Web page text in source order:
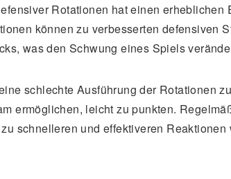
Rotationen hat einen
können zu verbesserten defensiven
was den Schwung eines Spiels
schlechte Ausführung der Rotationen
ermöglichen, leicht zu punkten.
schnelleren und effektiveren